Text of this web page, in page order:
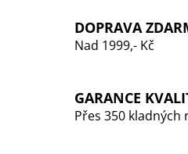
á
í
p
DOPRAVA
Nad 1999,- Kč
GARANCE
Přes 350 kladných